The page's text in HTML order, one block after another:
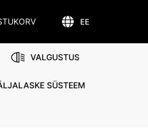
VALGUSTUS
SÜSTEEM
EE